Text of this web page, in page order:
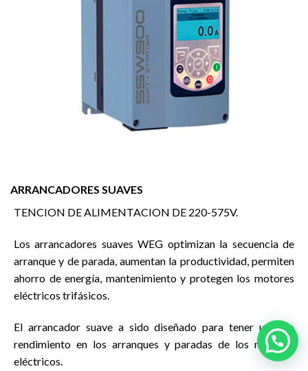
ARRANCADORES SUAVES
TENCION DE ALIMENTACION DE 220-575V.
Los arrancadores suaves WEG optimizan la secuencia de
arranque y de parada, aumentan la productividad, permiten
ahorro de energía, mantenimiento y protegen los motores
eléctricos trifásicos.
El arrancador suave a sido diseñado para tener un alto
rendimiento en los arranques y paradas de los motores
eléctricos.